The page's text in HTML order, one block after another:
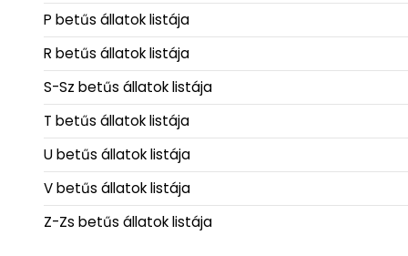
P betűs állatok listája
R betűs állatok listája
S-Sz betűs állatok listája
T betűs állatok listája
U betűs állatok listája
V betűs állatok listája
Z-Zs betűs állatok listája